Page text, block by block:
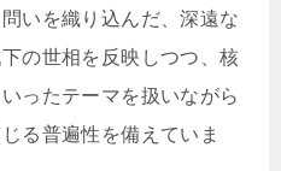
いを織り込んだ、深遠な
の世相を反映しつつ、核
ったテーマを扱いながら
る普遍性を備えていま